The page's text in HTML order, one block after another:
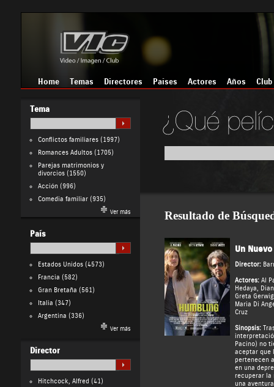
Home Temas Directores Países Actores Años Club
Tema
Conflictos familiares(1997)
Romances Adultos(1705)
Parejas matrimonios y
divorcios(1550)
Acción(996)
Comedia familiar(935)
Ver más
País
Estados Unidos(4573)
Francia (582)
Gran Bretaña (561)
Italia (347)
Argentina (336)
Ver más
Director
Hitchcock, Alfred (41)
Resultado de
Un
Director:
Actores: Al
Hedaya,
Greta Gerwig
Maria Di
Cruz
Sinopsis:
Pacino) no
aceptar que
pertenecen
en una
recuperar la
una